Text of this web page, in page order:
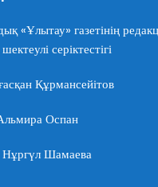
«Ұлытау» газетінің
серіктестігі
Құрмансейітов
Оспан
Нұргүл Шамаева